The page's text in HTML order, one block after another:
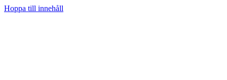
Hoppa till innehåll